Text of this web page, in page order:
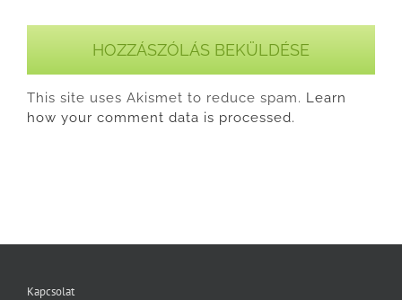
This site uses Akismet to reduce spam. Learn
how your comment data is processed.
Kapcsolat